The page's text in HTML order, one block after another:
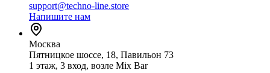
support@techno-line.store
Напишите нам
Москва
Пятницкое шоссе, 18, Павильон 73
1 этаж, 3 вход, возле Mix Bar